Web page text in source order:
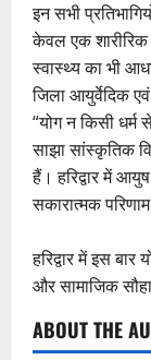
‎‎इन सभी
केवल एक
स्वास्थ्य का भी
‎‎जिला आयुर्वेदिक
“योग न किसी
साझा सांस्कृतिक
हैं। हरिद्वार में
सकारात्मक
‎हरिद्वार में इस
और सामाजिक
ABOUT THE